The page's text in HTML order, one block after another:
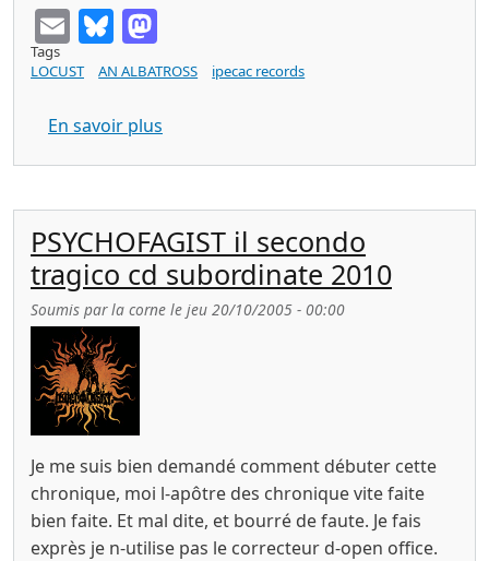
EmailBluesky
Tags
LOCUST
AN ALBATROSS ipecac records
En savoir plus
PSYCHOFAGIST il secondo
tragico cd subordinate 2010
Soumis parla corne le jeu 20/10/2005 - 00:00
Je me suis bien demandé comment débuter cette
chronique, moi l-apôtre des chronique vite faite
bien faite. Et mal dite, et bourré de faute. Je fais
exprès je n-utilise pas le correcteur d-open office.